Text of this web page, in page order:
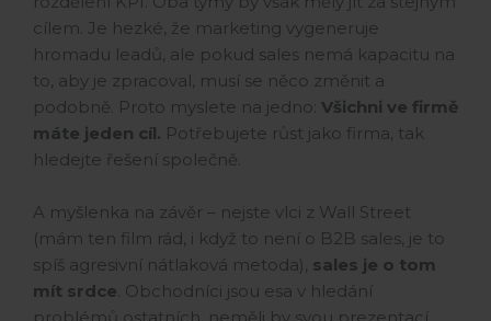
cílem. Je hezké, že marketing vygeneruje
hromadu leadů, ale pokud sales nemá kapacitu na
to, aby je zpracoval, musí se něco změnit a
podobně. Proto myslete na jedno: Všichni ve firmě
máte jeden cíl. Potřebujete růst jako firma, tak
hledejte řešení společně.
A myšlenka na závěr – nejste vlci z Wall Street
(mám ten film rád, i když to není o B2B sales, je to
spíš agresivní nátlaková metoda), sales je o tom
mít srdce . Obchodníci jsou esa v hledání